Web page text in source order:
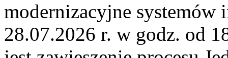
modernizacyjne
28.07.2026 r. w godz. od